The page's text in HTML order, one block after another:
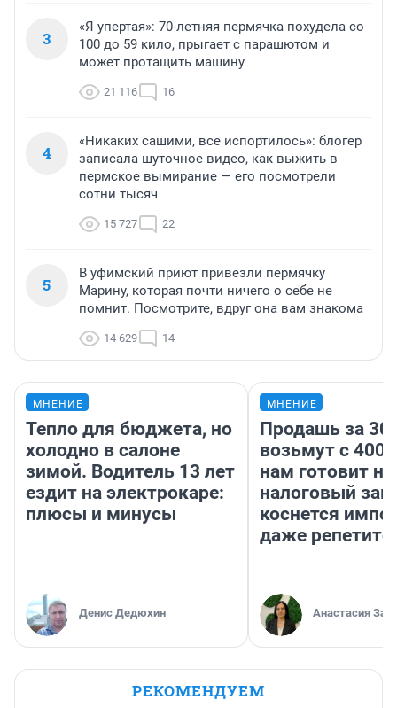
3
«Я упертая»: 70-летняя пермячка похудела со
100 до 59 кило, прыгает с парашютом и
может протащить машину
21 116 16
4
«Никаких сашими, все испортилось»: блогер
записала шуточное видео, как выжить в
пермское вымирание — его посмотрели
сотни тысяч
15 727 22
5
В уфимский приют привезли пермячку
Марину, которая почти ничего о себе не
помнит. Посмотрите, вдруг она вам знакома
14 629 14
МНЕНИЕ
Тепло для бюджета, но
холодно в салоне
зимой. Водитель 13 лет
ездит на электрокаре:
плюсы и минусы
Денис Дедюхин
МНЕНИЕ
Продашь за
возьмут с
нам готовит
налоговый
коснется
даже
Анастасия
РЕКОМЕНДУЕМ